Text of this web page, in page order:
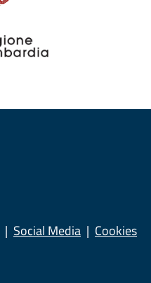
Social Media Cookies